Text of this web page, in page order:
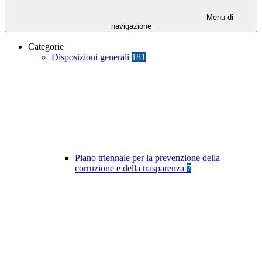
Menu di
navigazione
Categorie
Disposizioni generali 181
Piano triennale per la prevenzione della
corruzione e della trasparenza 7